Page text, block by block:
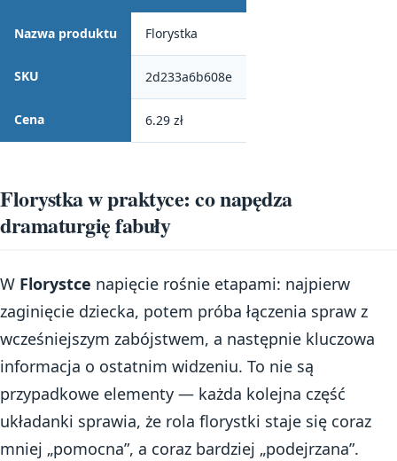
Nazwa produktu Florystka
SKU 2d233a6b608e
Cena 6.29 zł
Florystka w praktyce: co napędza
dramaturgię fabuły
W Florystce napięcie rośnie etapami: najpierw
zaginięcie dziecka, potem próba łączenia spraw z
wcześniejszym zabójstwem, a następnie kluczowa
informacja o ostatnim widzeniu. To nie są
przypadkowe elementy — każda kolejna część
układanki sprawia, że rola florystki staje się coraz
mniej „pomocna”, a coraz bardziej „podejrzana”.